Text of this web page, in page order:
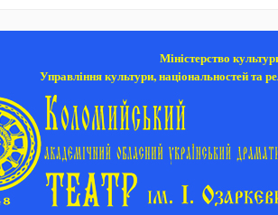
Міністерство
Управління культури, національностей та